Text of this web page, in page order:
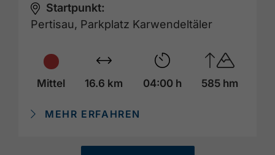
Startpunkt:
Pertisau, Parkplatz Karwendeltäler
Mittel 16.6 km 04:00 h 585 hm
MEHR ERFAHREN